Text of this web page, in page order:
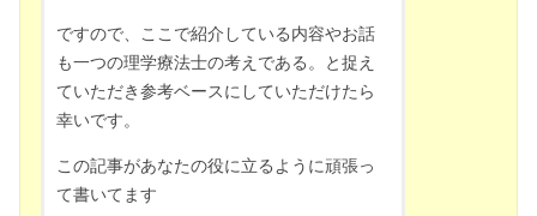
ですので、ここで紹介している内容やお話
も一つの理学療法士の考えである。と捉え
ていただき参考ベースにしていただけたら
幸いです。
この記事があなたの役に立るように頑張っ
て書いてます